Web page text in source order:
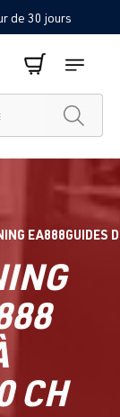
de 30 jours
EA888GUIDES
CH